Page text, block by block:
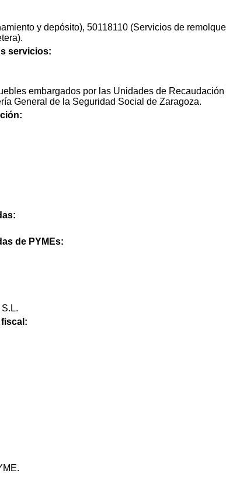
y depósito), 50118110 (Servicios de
servicios:
embargados por las Unidades de
General de la Seguridad Social de Zaragoza.
de PYMEs: